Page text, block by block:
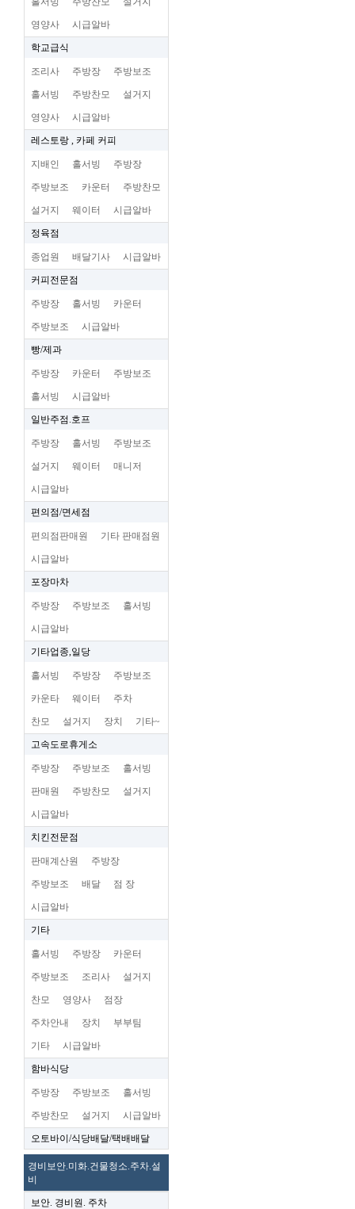
영양사 시급알바
학교급식
조리사 주방장 주방보조
홀서빙 주방찬모 설거지
영양사 시급알바
레스토랑 , 카페 커피
지배인 홀서빙 주방장
주방보조 카운터 주방찬모
설거지 웨이터 시급알바
정육점
종업원 배달기사 시급알바
커피전문점
주방장 홀서빙 카운터
주방보조 시급알바
빵/제과
주방장 카운터 주방보조
홀서빙 시급알바
일반주점.호프
주방장 홀서빙 주방보조
설거지 웨이터 매니저
시급알바
편의점/면세점
편의점판매원 기타 판매점원
시급알바
포장마차
주방장 주방보조 홀서빙
시급알바
기타업종,일당
홀서빙 주방장 주방보조
카운타 웨이터 주차
찬모 설거지 장치 기타~
고속도로휴게소
주방장 주방보조 홀서빙
판매원 주방찬모 설거지
시급알바
치킨전문점
판매계산원 주방장
주방보조 배달 점 장
시급알바
기타
홀서빙 주방장 카운터
주방보조 조리사 설거지
찬모 영양사 점장
주차안내 장치 부부팀
기타 시급알바
함바식당
주방장 주방보조 홀서빙
주방찬모 설거지 시급알바
오토바이/식당배달/택배배달
경비보안.미화.건물청소.주차.설
비
보안. 경비원. 주차